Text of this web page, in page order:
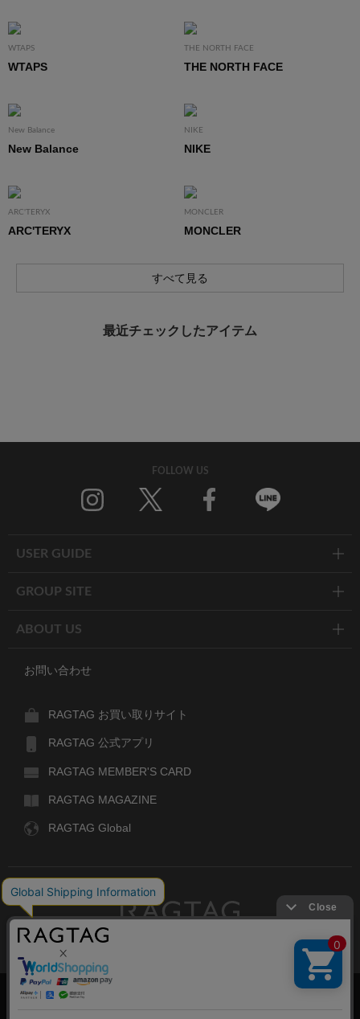
WTAPS
WTAPS
THE NORTH FACE
THE NORTH FACE
New Balance
New Balance
NIKE
NIKE
ARC'TERYX
ARC'TERYX
MONCLER
MONCLER
すべて見る
最近チェックしたアイテム
FOLLOW US
USER GUIDE
GROUP SITE
ABOUT US
お問い合わせ
RAGTAG お買い取りサイト
RAGTAG 公式アプリ
RAGTAG MEMBER'S CARD
RAGTAG MAGAZINE
RAGTAG Global
デザイナーズブランドのユーズド・セレクトショップ